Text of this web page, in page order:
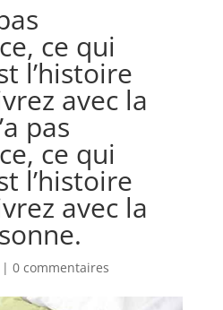
ce qui
l’histoire
avec la
pas
ce qui
l’histoire
avec la
0 commentaires